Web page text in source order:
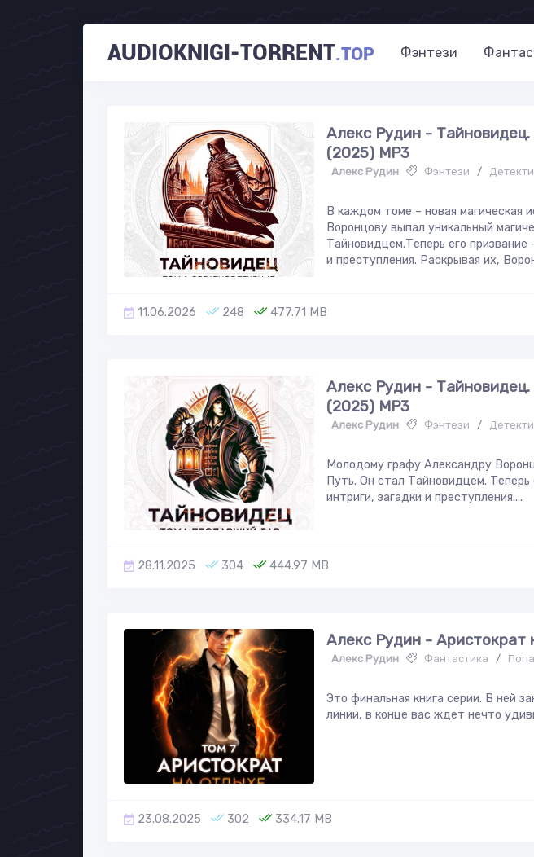
AUDIOKNIGI-TORRENT.TOP Фэнтези
Алекс Рудин -
(2025) МР3
Алекс Рудин Фэнтези /
В каждом томе – новая магическая
Воронцову выпал уникальный
Тайновидцем.Теперь его призвание
и преступления. Раскрывая их,
11.06.2026 248 477.71 MB
Алекс Рудин -
(2025) МР3
Алекс Рудин Фэнтези /
Молодому графу Александру
Путь. Он стал Тайновидцем. Теперь
интриги, загадки и преступления....
28.11.2025 304 444.97 MB
Алекс Рудин -
Алекс Рудин Фантастика /
Это финальная книга серии. В ней
линии, в конце вас ждет нечто
23.08.2025 302 334.17 MB